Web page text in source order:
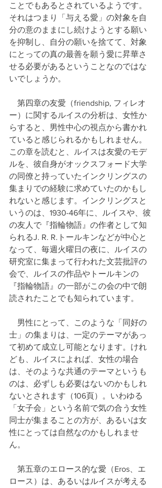
ことでもあるとされているようです。
それはつまり「与える愛」の対象を自
分の意のままにし続けようとする願い
を抑制し、自分の願いを捨てて、対象
にとっての真の最善を願う愛に昇華さ
せる必要があるということなのではな
いでしょうか。
第四章の友愛（friendship, フィレオ
ー）に関するルイスの分析は、女性か
らすると、男性中心の視点から書かれ
ていると感じられるかもしれません。
この章を読むと、ルイスは友愛のモデ
ルを、彼自身がオックスフォード大学
の同僚と持っていたインクリングスの
集まりでの経験に求めていたのかもし
れないと感じます。インクリングスと
いうのは、1930-46年に、ルイスや、彼
の友人で『指輪物語』の作者として知
られるJ. R. R.トールキンなどが中心と
なって、毎週火曜日の夜に、ルイスの
研究室に集まって行われた文芸批評の
会で、ルイスの作品やトールキンの
『指輪物語』の一部がこの会の中で朗
読されたことでも知られています。
男性にとって、このような「同好の
士」の集まりは、一定のテーマがあっ
て初めて成立し可能となります。けれ
ども、ルイスによれば、女性の場合
は、そのような共通のテーマというも
のは、必ずしも必要はないのかもしれ
ないとされます（106頁）。いわゆる
「女子会」という名前で気の合う女性
同士が集まることの方が、あるいは女
性にとっては自然なのかもしれませ
ん。
第五章のエロース的な愛（Eros、エ
ロース）は、あるいはルイスが考える